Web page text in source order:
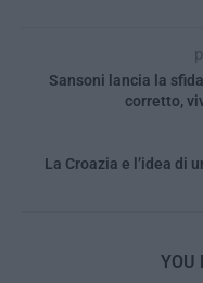
Sansoni lancia la
corretto,
La Croazia e l’idea di
YOU